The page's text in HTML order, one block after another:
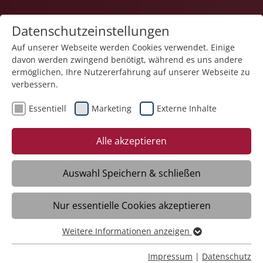
Bildung
30.06.2026
BBW Ravensburg gewinnt
südwestdeutsche
Meisterschaft im Fußball
Fußballmannschaft des
Berufsbildungswerks (BBW) Adolf Aich der
Stiftung Liebenau hat bei den
Datenschutzeinstellungen
Auf unserer Webseite werden Cookies verwendet. Einige
davon werden zwingend benötigt, während es uns andere
ermöglichen, Ihre Nutzererfahrung auf unserer Webseite zu
verbessern.
Essentiell Marketing Externe Inhalte
Alle akzeptieren
Auswahl Speichern & schließen
Nur essentielle Cookies akzeptieren
Essentiell
Essentielle Cookies werden für grundlegende Funktionen
Weitere Informationen anzeigen
Impressum | Datenschutz